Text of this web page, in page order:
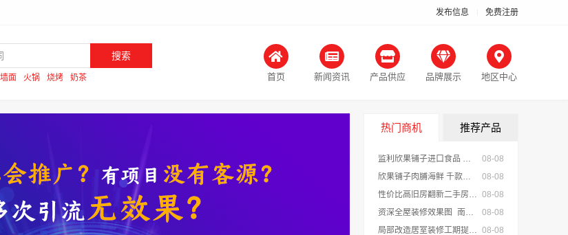
发布信息 免费注册
搜索
面 火锅 烧烤 奶茶 首页 新闻资讯 产品供应 品牌展示 地区中心
热门商机 推荐产品
监利欣果铺子进口食品 下次还要买它
08-08
欣果铺子肉脯海鲜 千款产品任你挑选
08-08
性价比高旧房翻新二手房案例，苏州兔哥哥智装新材料口碑见证 08-08
资深全屋装修效果图_南通宏域全宅装饰建材
08-08
局部改造居室装修工期提速，万赢饰家标准流程保障 08-08